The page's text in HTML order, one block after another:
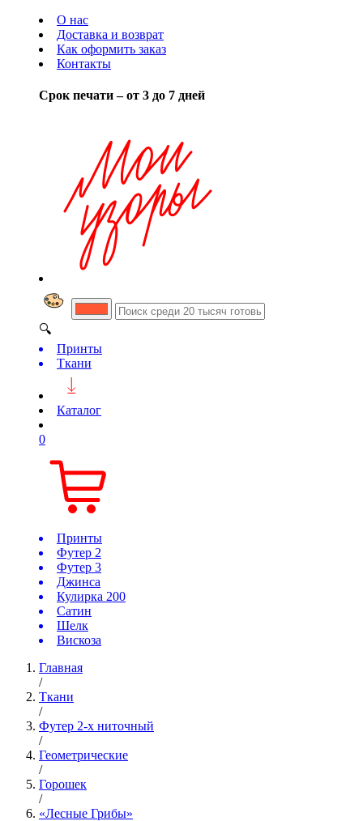
О нас
Доставка и возврат
Как оформить заказ
Контакты
Срок печати – от 3 до 7 дней
🔍
Принты
Ткани
Каталог
0
Принты
Футер 2
Футер 3
Джинса
Кулирка 200
Сатин
Шелк
Вискоза
Главная
/
Ткани
/
Футер 2-х ниточный
/
Геометрические
/
Горошек
/
«Лесные Грибы»